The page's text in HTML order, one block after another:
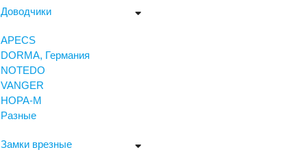
Доводчики
APECS
DORMA, Германия
NOTEDO
VANGER
НОРА-М
Разные
Замки врезные